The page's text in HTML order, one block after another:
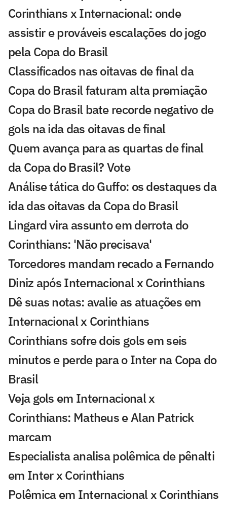
Corinthians x Internacional: onde
assistir e prováveis escalações do jogo
pela Copa do Brasil
Classificados nas oitavas de final da
Copa do Brasil faturam alta premiação
Copa do Brasil bate recorde negativo de
gols na ida das oitavas de final
Quem avança para as quartas de final
da Copa do Brasil? Vote
Análise tática do Guffo: os destaques da
ida das oitavas da Copa do Brasil
Lingard vira assunto em derrota do
Corinthians: 'Não precisava'
Torcedores mandam recado a Fernando
Diniz após Internacional x Corinthians
Dê suas notas: avalie as atuações em
Internacional x Corinthians
Corinthians sofre dois gols em seis
minutos e perde para o Inter na Copa do
Brasil
Veja gols em Internacional x
Corinthians: Matheus e Alan Patrick
marcam
Especialista analisa polêmica de pênalti
em Inter x Corinthians
Polêmica em Internacional x Corinthians